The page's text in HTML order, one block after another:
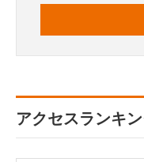
アクセスランキ